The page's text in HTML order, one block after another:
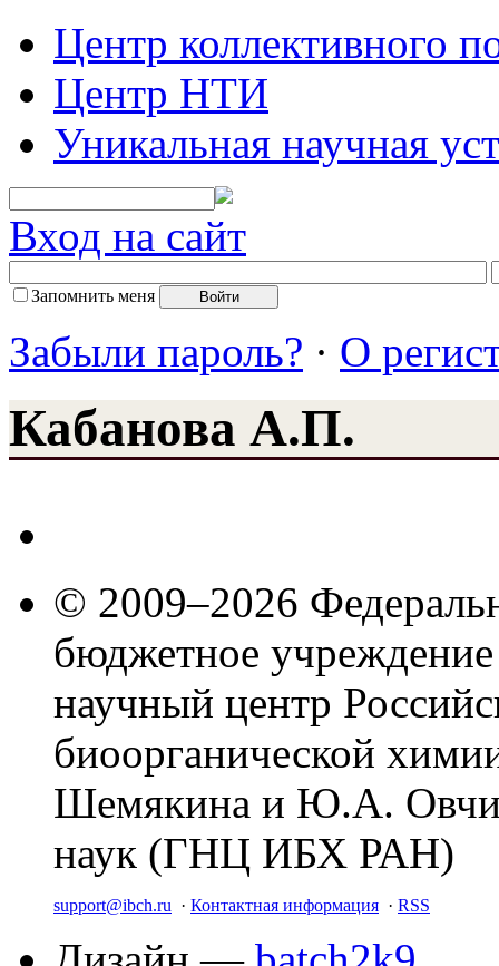
Центр коллективного
Центр НТИ
Уникальная научная
Вход на сайт
Запомнить меня
Забыли пароль? · О
Кабанова А.П.
© 2009–2026
бюджетное
научный центр
биоорганической
Шемякина и Ю.А.
наук (ГНЦ ИБХ РАН)
support@ibch.ru · Контактная информация · RSS